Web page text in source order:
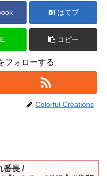
はてブ
コピー
フォローする
Colorful Creations
番長 /